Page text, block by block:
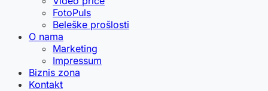
FotoPuls
Beleške prošlosti
O nama
Marketing
Impressum
Biznis zona
Kontakt